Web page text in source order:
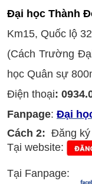
Đại học Thành
Km15, Quốc lộ
(Cách Trường
học Quân sự
Điện thoại:
Fanpage: Đại
Cách 2: Đăng
Tại website:
Tại Fanpage: